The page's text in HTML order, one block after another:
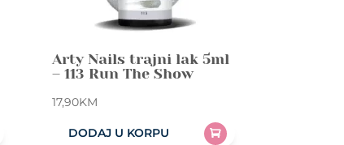
Arty Nails trajni lak 5ml
– 113 Run The Show
17,90KM
DODAJ U KORPU